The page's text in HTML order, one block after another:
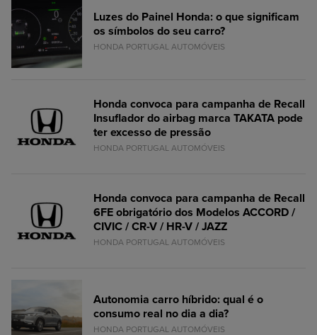
Luzes do Painel Honda: o que significam
os símbolos do seu carro?
HONDA PORTUGAL AUTOMÓVEIS
Honda convoca para campanha de Recall
Insuflador do airbag marca TAKATA pode
ter excesso de pressão
HONDA PORTUGAL AUTOMÓVEIS
Honda convoca para campanha de Recall
6FE obrigatório dos Modelos ACCORD /
CIVIC / CR-V / HR-V / JAZZ
HONDA PORTUGAL AUTOMÓVEIS
Autonomia carro híbrido: qual é o
consumo real no dia a dia?
HONDA PORTUGAL AUTOMÓVEIS